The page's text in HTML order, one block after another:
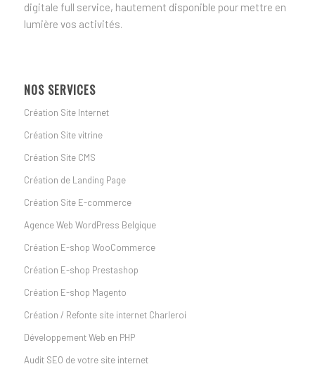
digitale full service, hautement disponible pour mettre en
lumière vos activités.
NOS SERVICES
Création Site Internet
Création Site vitrine
Création Site CMS
Création de Landing Page
Création Site E-commerce
Agence Web WordPress Belgique
Création E-shop WooCommerce
Création E-shop Prestashop
Création E-shop Magento
Création / Refonte site internet Charleroi
Développement Web en PHP
Audit SEO de votre site internet